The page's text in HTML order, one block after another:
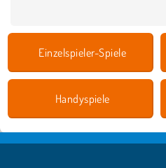
Einzelspieler-Spiele
Handyspiele